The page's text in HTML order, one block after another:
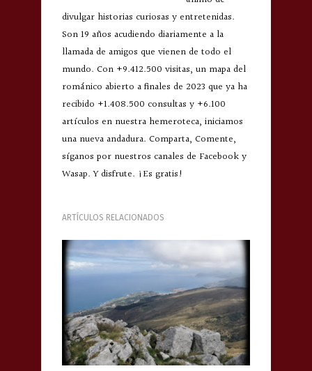
divulgar historias curiosas y entretenidas.
Son 19 años acudiendo diariamente a la
llamada de amigos que vienen de todo el
mundo. Con +9.412.500 visitas, un mapa del
románico abierto a finales de 2023 que ya ha
recibido +1.408.500 consultas y +6.100
artículos en nuestra hemeroteca, iniciamos
una nueva andadura. Comparta, Comente,
síganos por nuestros canales de Facebook y
Wasap. Y disfrute. ¡Es gratis!
ARTÍCULOS RELACIONADOS